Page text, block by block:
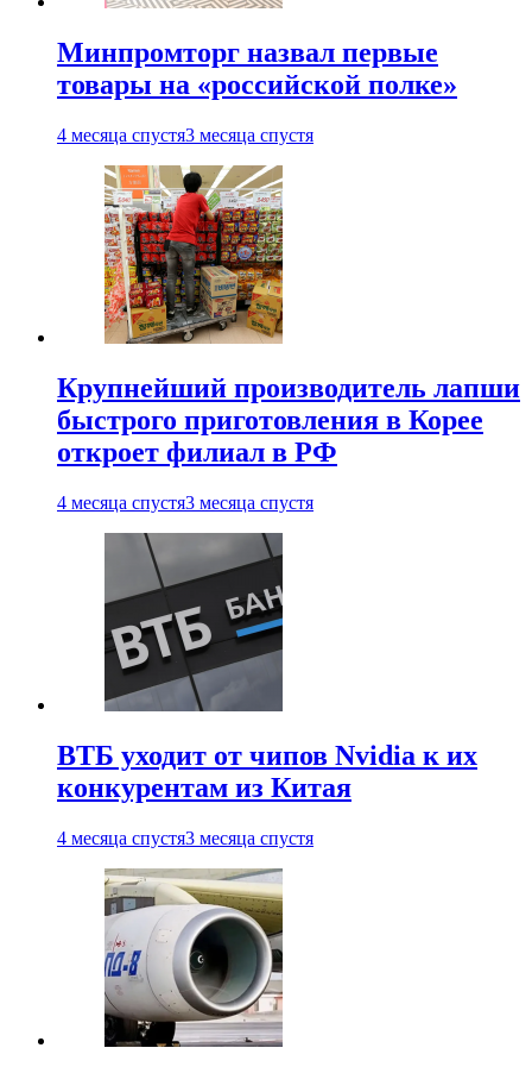
Минпромторг назвал первые
товары на «российской полке»
4 месяца спустя3 месяца спустя
Крупнейший производитель лапши
быстрого приготовления в Корее
откроет филиал в РФ
4 месяца спустя3 месяца спустя
ВТБ уходит от чипов Nvidia к их
конкурентам из Китая
4 месяца спустя3 месяца спустя